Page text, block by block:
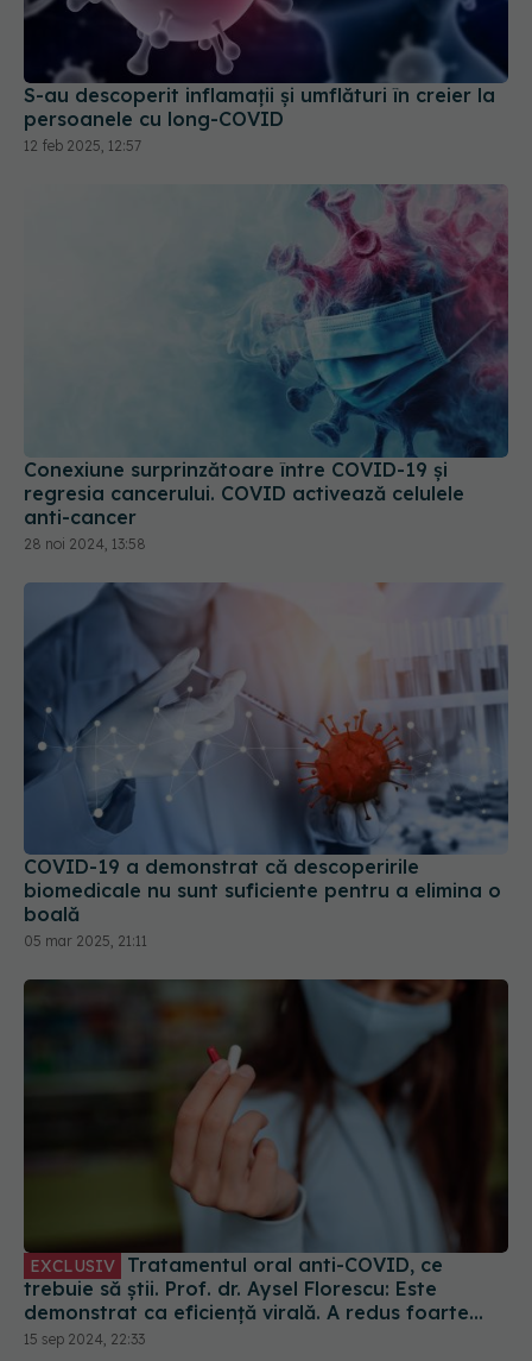
S-au descoperit inflamaţii și umflături în creier la
persoanele cu long-COVID
12 feb 2025, 12:57
Conexiune surprinzătoare între COVID-19 și
regresia cancerului. COVID activează celulele
anti-cancer
28 noi 2024, 13:58
COVID-19 a demonstrat că descoperirile
biomedicale nu sunt suficiente pentru a elimina o
boală
05 mar 2025, 21:11
EXCLUSIV
trebuie să știi. Prof. dr. Aysel Florescu: Este
demonstrat ca eficiență virală. A redus foarte
mult riscul de spitalizare
15 sep 2024, 22:33